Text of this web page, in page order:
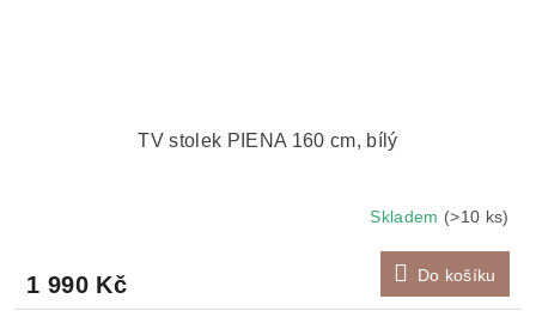
TV stolek PIENA 160 cm, bílý
Skladem (>10 ks)
1 990 Kč Do košíku